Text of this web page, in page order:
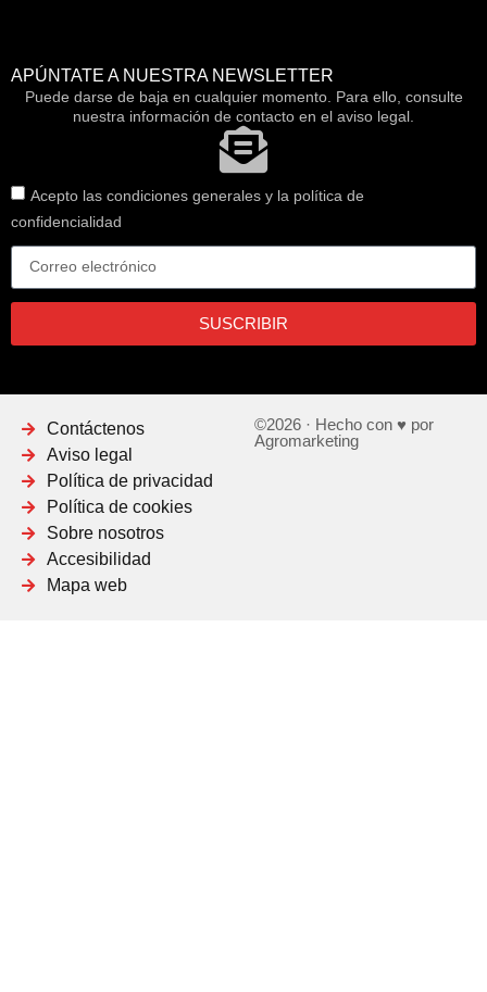
APÚNTATE A NUESTRA NEWSLETTER
Puede darse de baja en cualquier momento. Para ello, consulte
nuestra información de contacto en el aviso legal.
Acepto las condiciones generales y la política de
confidencialidad
SUSCRIBIR
Contáctenos
Aviso legal
Política de privacidad
Política de cookies
Sobre nosotros
Accesibilidad
Mapa web
©2026 · Hecho con ♥ por
Agromarketing